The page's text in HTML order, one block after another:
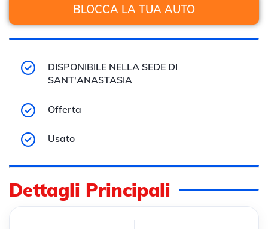
BLOCCA LA TUA AUTO
DISPONIBILE NELLA SEDE DI
SANT'ANASTASIA
Offerta
Usato
Dettagli Principali